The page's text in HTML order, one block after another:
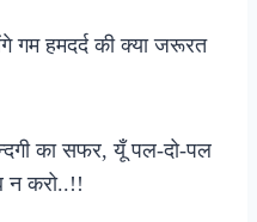
गम हमदर्द की क्या जरूरत
का सफर, यूँ पल-दो-पल
न करो..!!